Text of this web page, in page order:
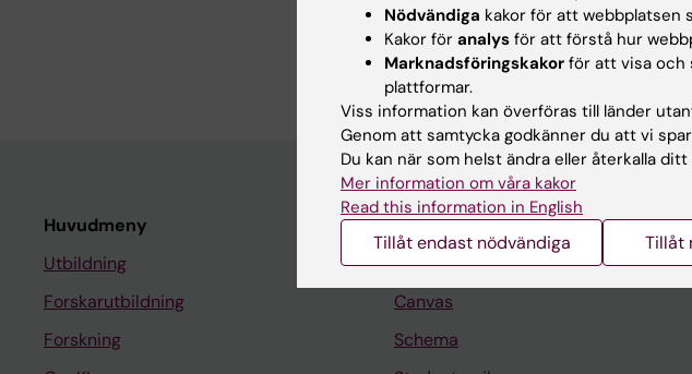
UTBILDNING
Journalist
Huvudmeny
Utbildning
Forskarutbildning
Forskning
Student
Ladok
Canvas
Schema
Nödvändiga kakor för att webbplatsen
Kakor för analys för att förstå hur
Marknadsföringskakor för att visa och
plattformar.
Viss information kan överföras till länder
Genom att samtycka godkänner du att vi
Du kan när som helst ändra eller återkalla
Mer information om våra kakor
Read this information in English
Tillåt endast nödvändiga Tillåt